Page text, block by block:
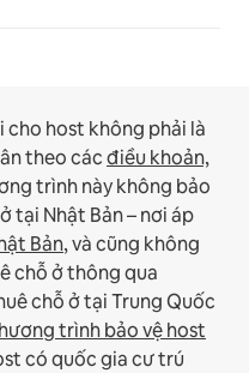
host không phải là
theo cácđiều khoản,
trình này không bảo
tại Nhật Bản – nơi áp
Bản, và cũng không
chỗ ở thông qua
chỗ ở tại Trung Quốc
trình bảo vệ host
có quốc gia cư trú